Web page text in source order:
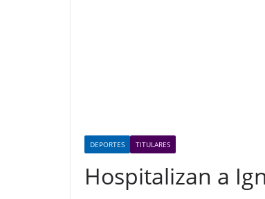
DEPORTES TITULARES
Hospitalizan a